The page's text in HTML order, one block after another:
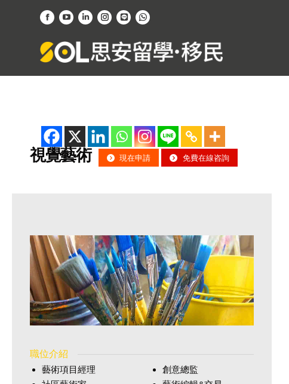
Facebook
opens
in
YouTube
opens
in
Linkedin
opens
in
Instagram
opens
Website
opens
Whatsapp
opens
視覺藝術 現在申請 免費在線咨詢
職位介紹
藝術項目經理
創意總監